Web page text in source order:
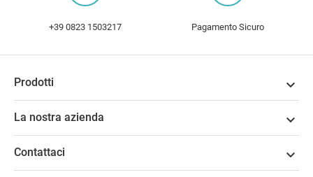
+39 0823 1503217 Pagamento Sicuro
Prodotti 
La nostra azienda 
Contattaci 